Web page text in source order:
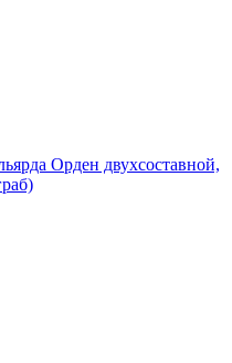
Орден двухсоставной,